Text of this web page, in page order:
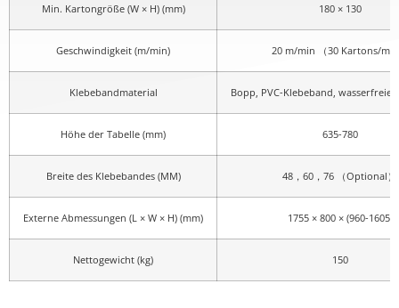
Min. Kartongröße (W × H) (mm) 180 × 130
Geschwindigkeit (m/min) 20 m/min （30 Kartons/
Klebebandmaterial Bopp, PVC-Klebeband,
Höhe der Tabelle (mm) 635-780
Breite des Klebebandes (MM) 48，60，76 （Optional）
Externe Abmessungen (L × W × H) (mm) 1755 × 800 × (960-1605)
Nettogewicht (kg) 150